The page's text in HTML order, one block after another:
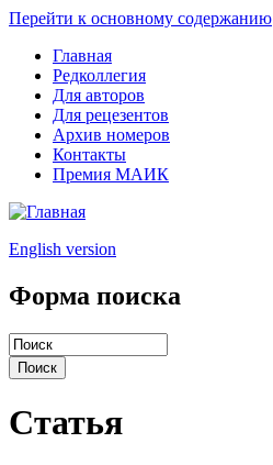
Перейти к основному содержанию
Главная
Редколлегия
Для авторов
Для рецезентов
Архив номеров
Контакты
Премия МАИК
English version
Форма поиска
Статья